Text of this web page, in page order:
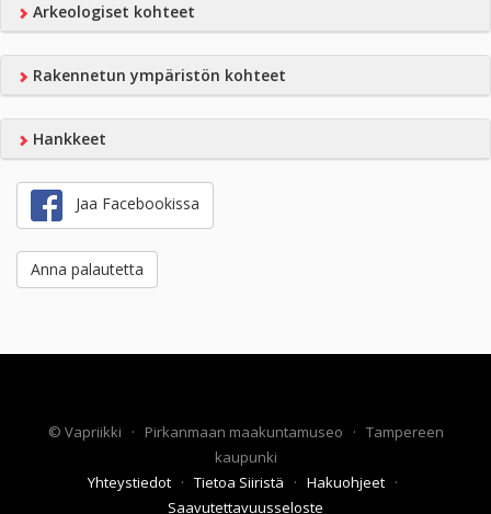
Arkeologiset kohteet
Rakennetun ympäristön kohteet
Hankkeet
Jaa Facebookissa
Anna palautetta
© Vapriikki · Pirkanmaan maakuntamuseo · Tampereen
kaupunki
Yhteystiedot · Tietoa Siiristä · Hakuohjeet ·
Saavutettavuusseloste